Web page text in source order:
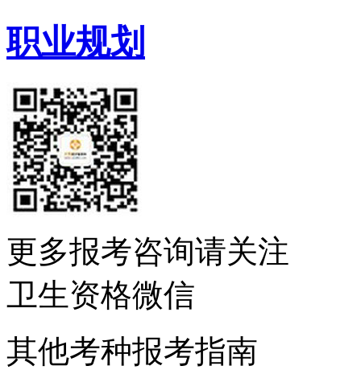
职业规划
更多报考咨询请关注
卫生资格微信
其他考种报考指南